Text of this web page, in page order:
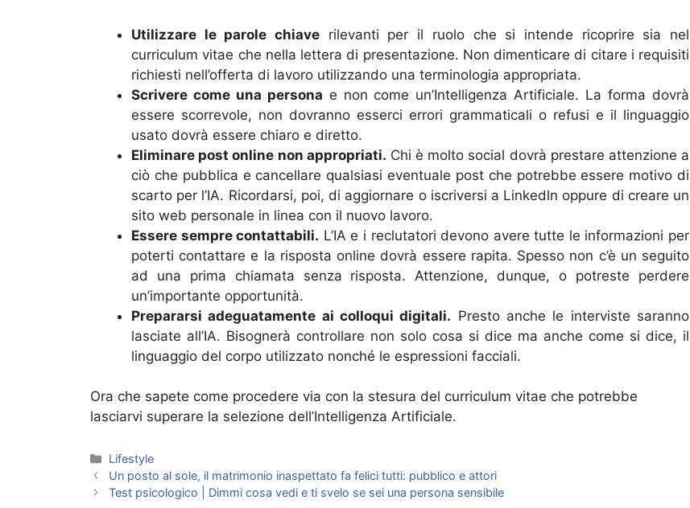
Utilizzare le parole chiave rilevanti per il ruolo che si intende ricoprire sia nel
curriculum vitae che nella lettera di presentazione. Non dimenticare di citare i requisiti
richiesti nell’offerta di lavoro utilizzando una terminologia appropriata.
Scrivere come una persona e non come un’Intelligenza Artificiale. La forma dovrà
essere scorrevole, non dovranno esserci errori grammaticali o refusi e il linguaggio
usato dovrà essere chiaro e diretto.
Eliminare post online non appropriati. Chi è molto social dovrà prestare attenzione a
ciò che pubblica e cancellare qualsiasi eventuale post che potrebbe essere motivo di
scarto per l’IA. Ricordarsi, poi, di aggiornare o iscriversi a Linkedln oppure di creare un
sito web personale in linea con il nuovo lavoro.
Essere sempre contattabili. L’IA e i reclutatori devono avere tutte le informazioni per
poterti contattare e la risposta online dovrà essere rapita. Spesso non c’è un seguito
ad una prima chiamata senza risposta. Attenzione, dunque, o potreste perdere
un’importante opportunità.
Prepararsi adeguatamente ai colloqui digitali. Presto anche le interviste saranno
lasciate all’IA. Bisognerà controllare non solo cosa si dice ma anche come si dice, il
linguaggio del corpo utilizzato nonché le espressioni facciali.
Ora che sapete come procedere via con la stesura del curriculum vitae che potrebbe
lasciarvi superare la selezione dell’Intelligenza Artificiale.
Categorie
Lifestyle
Un posto al sole, il matrimonio inaspettato fa felici tutti: pubblico e attori
Test psicologico | Dimmi cosa vedi e ti svelo se sei una persona sensibile